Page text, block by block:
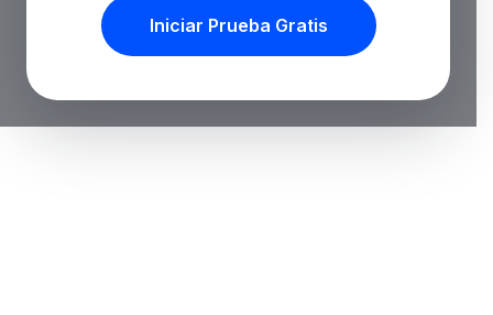
Iniciar Prueba Gratis